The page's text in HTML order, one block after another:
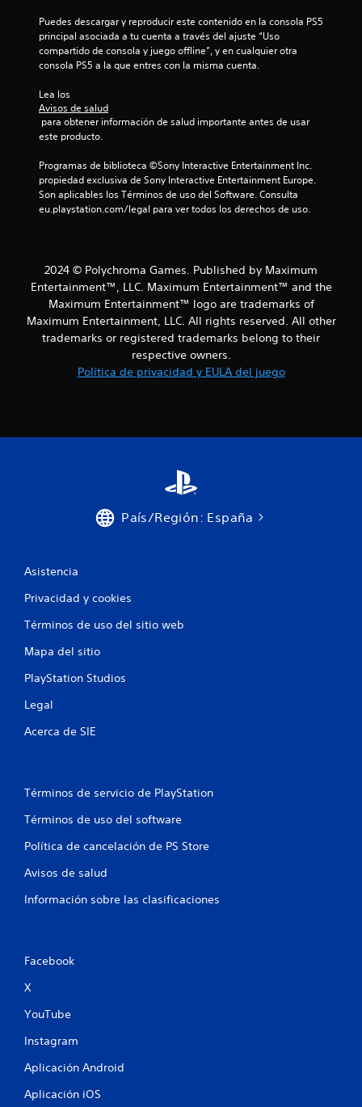
Puedes descargar y reproducir este contenido en la consola PS5
principal asociada a tu cuenta a través del ajuste “Uso
compartido de consola y juego offline”, y en cualquier otra
consola PS5 a la que entres con la misma cuenta.
Lea los
Avisos de salud
este producto.
Programas de biblioteca ©Sony Interactive Entertainment Inc.
propiedad exclusiva de Sony Interactive Entertainment Europe.
Son aplicables los Términos de uso del Software. Consulta
eu.playstation.com/legal para ver todos los derechos de uso.
2024 © Polychroma Games. Published by Maximum
Entertainment™, LLC. Maximum Entertainment™ and the
Maximum Entertainment™ logo are trademarks of
Maximum Entertainment, LLC. All rights reserved. All other
trademarks or registered trademarks belong to their
respective owners.
Política de privacidad y EULA del juego
País/Región: España
Asistencia
Privacidad y cookies
Términos de uso del sitio web
Mapa del sitio
PlayStation Studios
Legal
Acerca de SIE
Términos de servicio de PlayStation
Términos de uso del software
Política de cancelación de PS Store
Avisos de salud
Información sobre las clasificaciones
Facebook
X
YouTube
Instagram
Aplicación Android
Aplicación iOS